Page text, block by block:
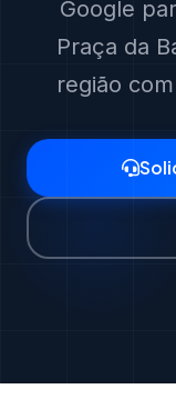
Google
Praça da
região